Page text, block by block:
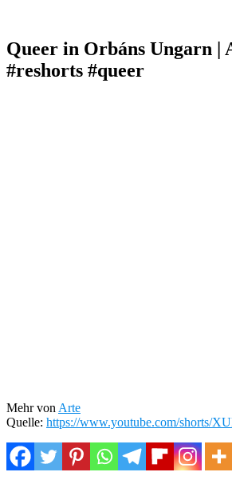
Queer in Orbáns Ungarn |
#reshorts #queer
Mehr von Arte
Quelle: https://www.youtube.com/shorts/